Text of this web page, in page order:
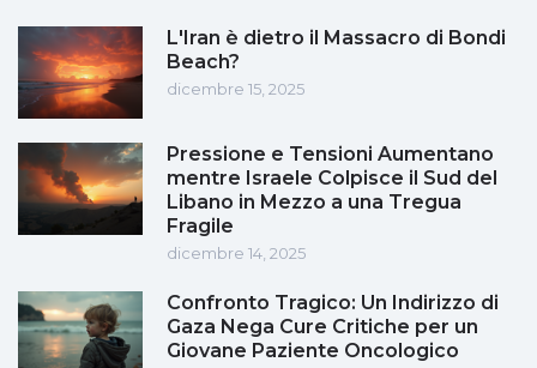
L'Iran è dietro il Massacro di Bondi
Beach?
dicembre 15, 2025
Pressione e Tensioni Aumentano
mentre Israele Colpisce il Sud del
Libano in Mezzo a una Tregua
Fragile
dicembre 14, 2025
Confronto Tragico: Un Indirizzo di
Gaza Nega Cure Critiche per un
Giovane Paziente Oncologico